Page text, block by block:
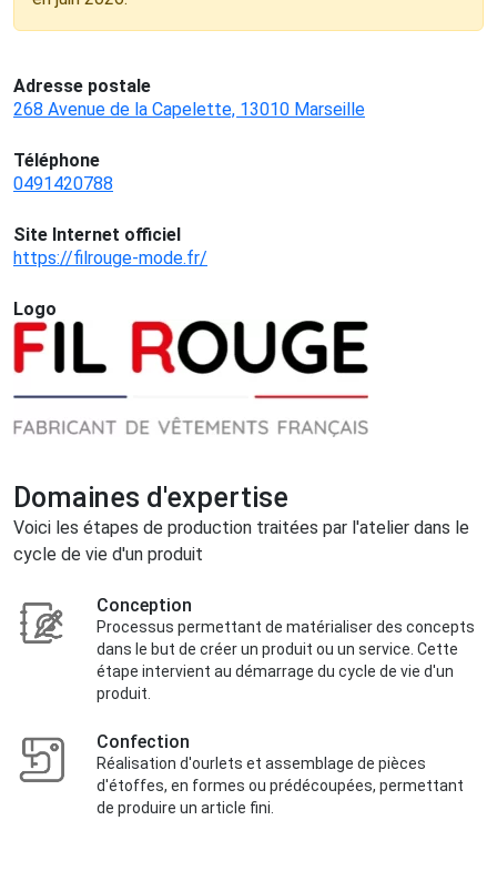
Adresse postale
268 Avenue de la Capelette, 13010 Marseille
Téléphone
0491420788
Site Internet officiel
https://filrouge-mode.fr/
Logo
Domaines d'expertise
Voici les étapes de production traitées par l'atelier dans le
cycle de vie d'un produit
Conception
Processus permettant de matérialiser des concepts
dans le but de créer un produit ou un service. Cette
étape intervient au démarrage du cycle de vie d'un
produit.
Confection
Réalisation d'ourlets et assemblage de pièces
d'étoffes, en formes ou prédécoupées, permettant
de produire un article fini.